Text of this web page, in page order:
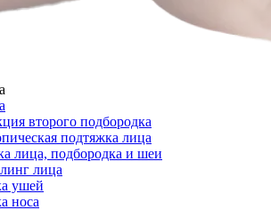
второго подбородка
подтяжка лица
лица, подбородка и шеи
лица
ушей
носа